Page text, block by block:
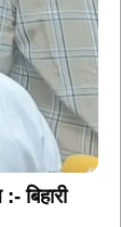
बिहारी